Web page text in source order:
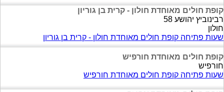
קופת חולים מאוחדת חולון - קרית בן גוריון
רבינוביץ יהושע 58
חולון
שעות פתיחה קופת חולים מאוחדת חולון - קרית בן גוריון
קופת חולים מאוחדת חורפיש
חורפיש
שעות פתיחה קופת חולים מאוחדת חורפיש